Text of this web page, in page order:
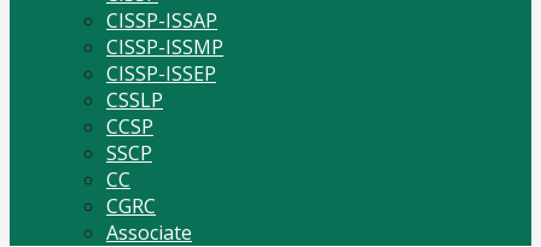
CISSP-ISSAP
CISSP-ISSMP
CISSP-ISSEP
CSSLP
CCSP
SSCP
CC
CGRC
Associate